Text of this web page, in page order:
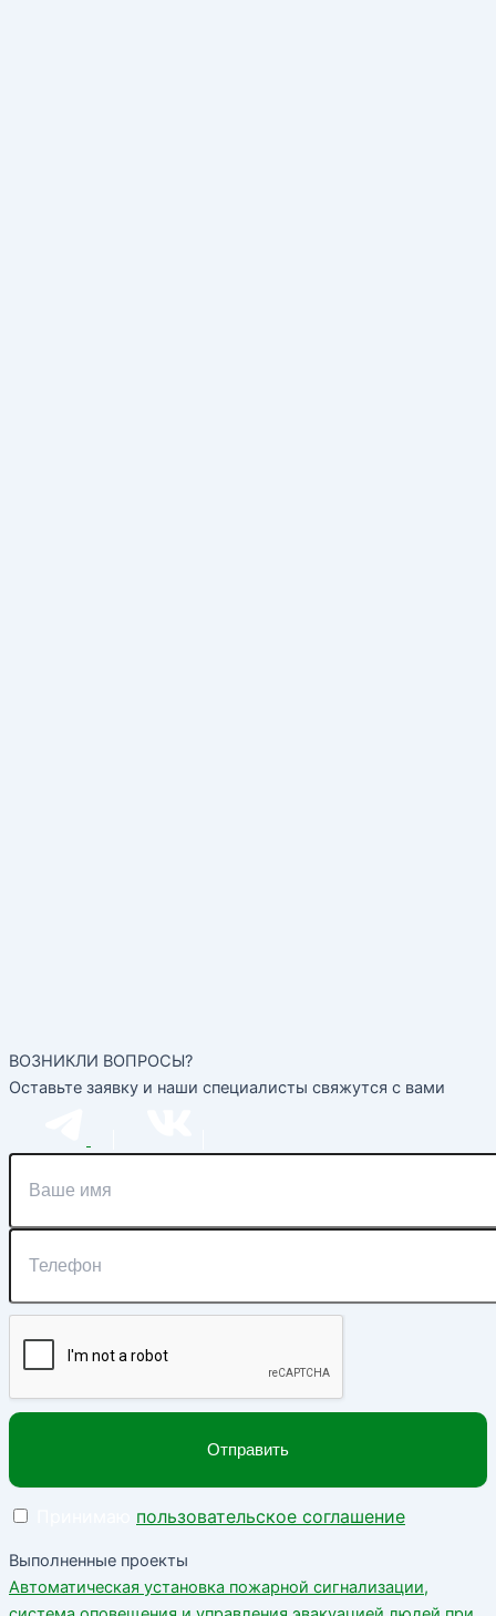
ВОЗНИКЛИ ВОПРОСЫ?
Оставьте заявку и наши специалисты свяжутся с вами
пользовательское соглашение
Выполненные проекты
Автоматическая установка пожарной сигнализации,